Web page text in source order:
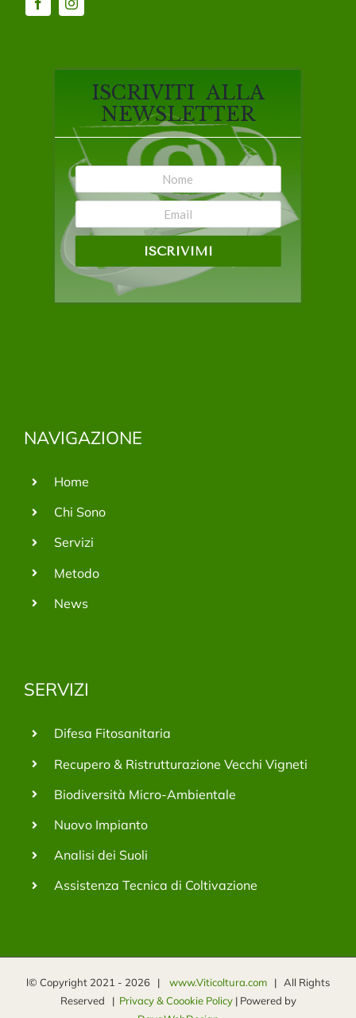
ISCRIVITI ALLA
NEWSLETTER
ISCRIVIMI
NAVIGAZIONE
Home
Chi Sono
Servizi
Metodo
News
SERVIZI
Difesa Fitosanitaria
Recupero & Ristrutturazione Vecchi Vigneti
Biodiversità Micro-Ambientale
Nuovo Impianto
Analisi dei Suoli
Assistenza Tecnica di Coltivazione
l© Copyright 2021 - 2026 | www.Viticoltura.com | All Rights
Reserved | Privacy & Coookie Policy | Powered by